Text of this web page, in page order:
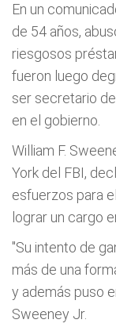
En un
de 54 años,
riesgosos
fueron luego
ser secretario
en el gobierno.
William F.
York del FBI,
esfuerzos para
lograr un cargo
"Su intento de
más de una
y además puso
Sweeney Jr.